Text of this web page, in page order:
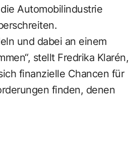
Automobilindustrie
und dabei an einem
stellt Fredrika Klarén,
finanzielle Chancen für
finden, denen